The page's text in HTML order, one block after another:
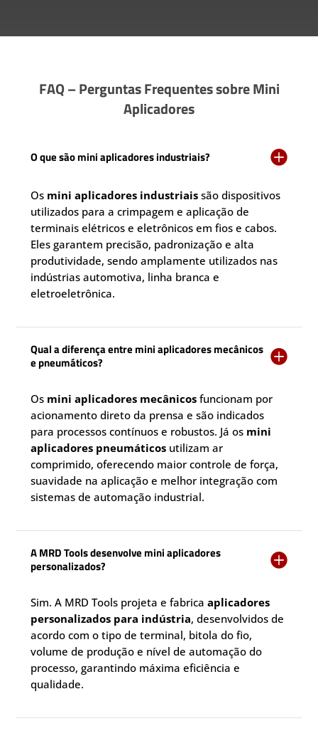
FAQ – Perguntas Frequentes sobre Mini
Aplicadores
O que são mini aplicadores industriais? 
Os mini aplicadores industriais são dispositivos
utilizados para a crimpagem e aplicação de
terminais elétricos e eletrônicos em fios e cabos.
Eles garantem precisão, padronização e alta
produtividade, sendo amplamente utilizados nas
indústrias automotiva, linha branca e
eletroeletrônica.
Qual a diferença entre mini aplicadores mecânicos
e pneumáticos?

Os mini aplicadores mecânicos funcionam por
acionamento direto da prensa e são indicados
para processos contínuos e robustos. Já os mini
aplicadores pneumáticos utilizam ar
comprimido, oferecendo maior controle de força,
suavidade na aplicação e melhor integração com
sistemas de automação industrial.
A MRD Tools desenvolve mini aplicadores
personalizados?

Sim. A MRD Tools projeta e fabricaaplicadores
personalizados para indústria, desenvolvidos de
acordo com o tipo de terminal, bitola do fio,
volume de produção e nível de automação do
processo, garantindo máxima eficiência e
qualidade.